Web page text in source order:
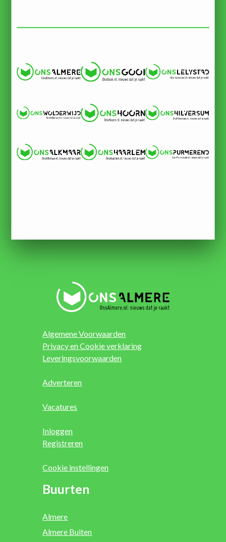
Algemene Voorwaarden
Privacy en Cookie verklaring
Leveringsvoorwaarden
Adverteren
Vacatures
Inloggen
Registreren
Cookie instellingen
Buurten
Almere
Almere Buiten